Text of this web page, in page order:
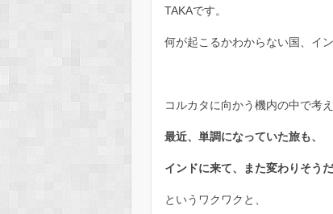
TAKAです。
何が起こるかわからない国、イ
コルカタに向かう機内の中で考え
最近、単調になっていた旅も、
インドに来て、また変わりそうだ
というワクワクと、